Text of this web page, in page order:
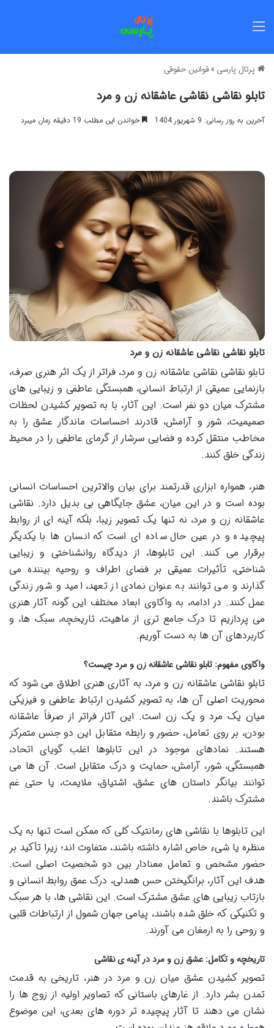
پرتال پارسی »قوانین حقوقی
تابلو نقاشی نقاشی عاشقانه زن و مرد
آخرین به روز رسانی: 9 شهریور 1404 خواندن این مطلب 19 دقیقه زمان میبرد
تابلو نقاشی نقاشی عاشقانه زن و مرد
تابلو نقاشی نقاشی عاشقانه زن و مرد، فراتر از یک اثر هنری صرف،
بازنمایی عمیقی از ارتباط انسانی، همبستگی عاطفی و زیبایی های
مشترک میان دو نفر است. این آثار، با به تصویر کشیدن لحظات
صمیمیت، شور و آرامش، قادرند احساسات ماندگار عشق را به
مخاطب منتقل کرده و فضایی سرشار از گرمای عاطفی را در محیط
زندگی خلق کنند.
هنر، همواره ابزاری قدرتمند برای بیان والاترین احساسات انسانی
بوده است و در این میان، عشق جایگاهی بی بدیل دارد. نقاشی
عاشقانه زن و مرد، نه تنها یک تصویر زیبا، بلکه آینه ای از روابط
پیچیده و در عین حال ساده ای است که انسان ها با یکدیگر
برقرار می کنند. این تابلوها، از دیدگاه روانشناختی و زیبایی
شناختی، تأثیرات عمیقی بر فضای اطراف و روحیه بیننده می
گذارند و می توانند به عنوان نمادی از تعهد، امید و شور زندگی
عمل کنند. در ادامه، به واکاوی ابعاد مختلف این گونه آثار هنری
می پردازیم تا درک جامع تری از ماهیت، تاریخچه، سبک ها، و
کاربردهای آن ها به دست آوریم.
واکاوی مفهوم: تابلو نقاشی عاشقانه زن و مرد چیست؟
تابلو نقاشی عاشقانه زن و مرد، به آثاری هنری اطلاق می شود که
محوریت اصلی آن ها، به تصویر کشیدن ارتباط عاطفی و فیزیکی
میان یک مرد و یک زن است. این آثار فراتر از صرفاً عاشقانه
بودن، بر روی تعامل، حضور و رابطه متقابل این دو جنس متمرکز
هستند. نمادهای موجود در این تابلوها اغلب گویای اتحاد،
همبستگی، شور، آرامش، حمایت و درک متقابل است. آن ها می
توانند بیانگر داستان های عشق، اشتیاق، ملایمت، یا حتی غم
مشترک باشند.
این تابلوها با نقاشی های رمانتیک کلی که ممکن است تنها به یک
منظره یا شیء خاص اشاره داشته باشند، متفاوت اند؛ زیرا تأکید بر
حضور مشخص و تعامل معنادار بین دو شخصیت اصلی است.
هدف این آثار، برانگیختن حس همدلی، درک عمق روابط انسانی و
بازتاب زیبایی های عشق مشترک است. این نقاشی ها، با هر سبک
و تکنیکی که خلق شده باشند، پیامی جهان شمول از ارتباطات قلبی
و روحی را به ارمغان می آورند.
تاریخچه و تکامل: عشق زن و مرد در آینه ی نقاشی
تصویر کشیدن عشق میان زن و مرد در هنر، تاریخی به قدمت
تمدن بشر دارد. از غارهای باستانی که تصاویر اولیه از زوج ها را
نشان می دهند تا آثار پیچیده تر دوره های بعدی، این موضوع